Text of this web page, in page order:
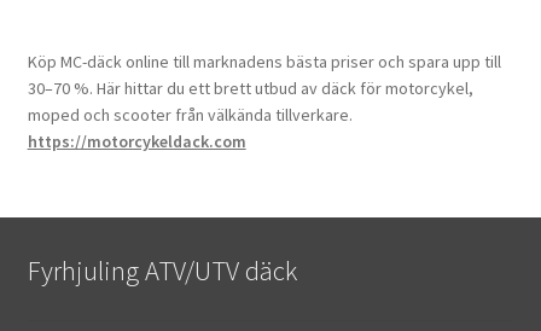
Köp MC-däck online till marknadens bästa priser och spara upp till
30–70 %. Här hittar du ett brett utbud av däck för motorcykel,
moped och scooter från välkända tillverkare.
https://motorcykeldack.com
Fyrhjuling ATV/UTV däck